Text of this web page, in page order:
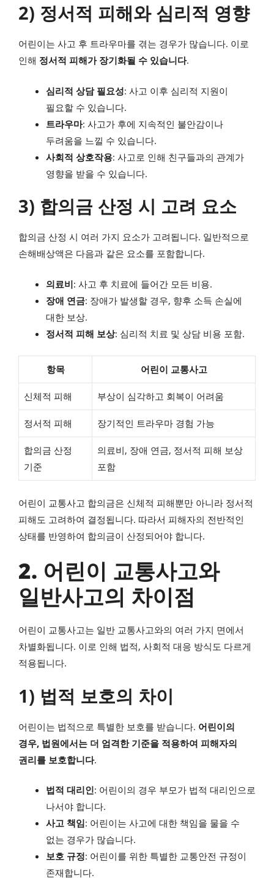
2) 정서적 피해와 심리적 영향
어린이는 사고 후 트라우마를 겪는 경우가 많습니다. 이로
인해 정서적 피해가 장기화될 수 있습니다.
심리적 상담 필요성: 사고 이후 심리적 지원이
필요할 수 있습니다.
트라우마: 사고가 후에 지속적인 불안감이나
두려움을 느낄 수 있습니다.
사회적 상호작용: 사고로 인해 친구들과의 관계가
영향을 받을 수 있습니다.
3) 합의금 산정 시 고려 요소
합의금 산정 시 여러 가지 요소가 고려됩니다. 일반적으로
손해배상액은 다음과 같은 요소를 포함합니다.
의료비: 사고 후 치료에 들어간 모든 비용.
장애 연금: 장애가 발생할 경우, 향후 소득 손실에
대한 보상.
정서적 피해 보상: 심리적 치료 및 상담 비용 포함.
항목 어린이 교통사고
신체적 피해 부상이 심각하고 회복이 어려움
정서적 피해 장기적인 트라우마 경험 가능
합의금 산정
기준
의료비, 장애 연금, 정서적 피해 보상
포함
어린이 교통사고 합의금은 신체적 피해뿐만 아니라 정서적
피해도 고려하여 결정됩니다. 따라서 피해자의 전반적인
상태를 반영하여 합의금이 산정되어야 합니다.
2. 어린이 교통사고와
일반사고의 차이점
어린이 교통사고는 일반 교통사고와의 여러 가지 면에서
차별화됩니다. 이로 인해 법적, 사회적 대응 방식도 다르게
적용됩니다.
1) 법적 보호의 차이
어린이는 법적으로 특별한 보호를 받습니다. 어린이의
경우, 법원에서는 더 엄격한 기준을 적용하여 피해자의
권리를 보호합니다.
법적 대리인: 어린이의 경우 부모가 법적 대리인으로
나서야 합니다.
사고 책임: 어린이는 사고에 대한 책임을 물을 수
없는 경우가 많습니다.
보호 규정: 어린이를 위한 특별한 교통안전 규정이
존재합니다.